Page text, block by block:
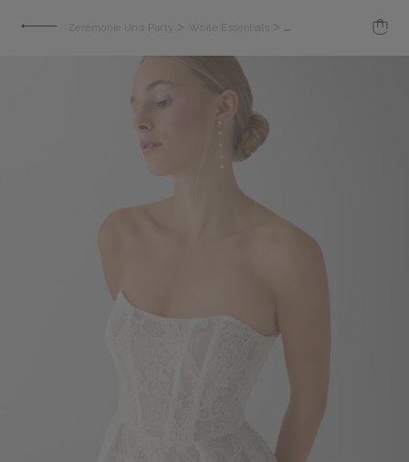
Zeremonie Und Party > White Essentials > Brautkleid Marzia